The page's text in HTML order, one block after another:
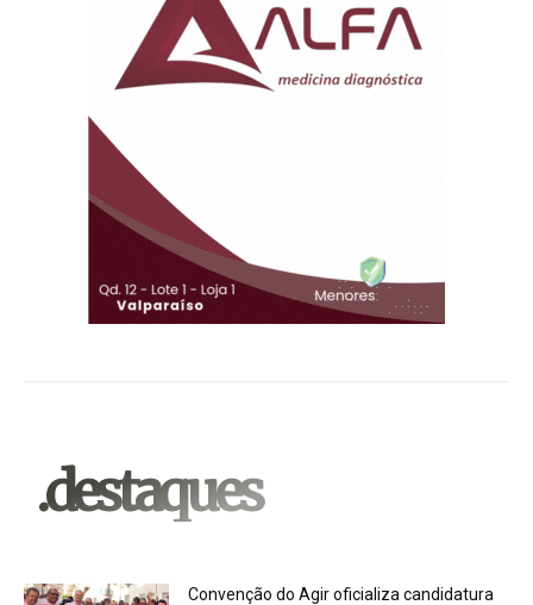
.destaques
Convenção do Agir oficializa candidatura